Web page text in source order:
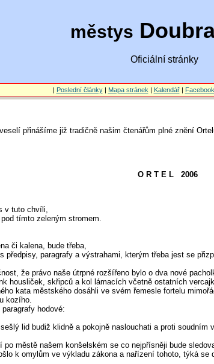
městys
Oficiální stránky
| Poslední články| Mapa stránek | Kalendář| Facebook
přinášíme již tradičně našim čtenářům plné znění
O R T E L 2006
v tuto chvíli,
tímto zeleným stromem.
či kalena, bude třeba,
předpisy, paragrafy a výstrahami, kterým třeba jest se
že právo naše útrpné rozšířeno bylo o dva nové
housliček, skřipců a kol lámacích včetně ostatních
kata městského dosáhli ve svém řemesle fortelu
kozího.
hodové:
lid budiž klidně a pokojně naslouchati a proti soudním
městě našem konšelském se co nejpřísněji bude
k omylům ve výkladu zákona a nařízení tohoto, týká